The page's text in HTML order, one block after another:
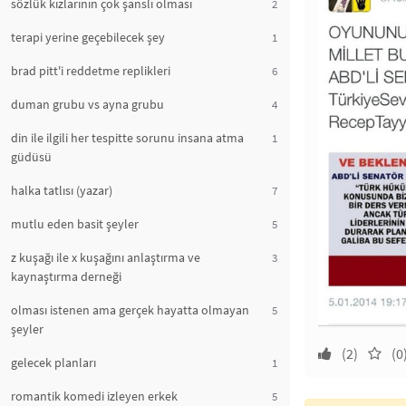
sözlük kızlarının çok şanslı olması 2
terapi yerine geçebilecek şey 1
brad pitt'i reddetme replikleri 6
duman grubu vs ayna grubu 4
din ile ilgili her tespitte sorunu insana atma
güdüsü
1
halka tatlısı (yazar) 7
mutlu eden basit şeyler 5
z kuşağı ile x kuşağını anlaştırma ve
kaynaştırma derneği
3
olması istenen ama gerçek hayatta olmayan
şeyler
5
gelecek planları 1
romantik komedi izleyen erkek 5
(2)